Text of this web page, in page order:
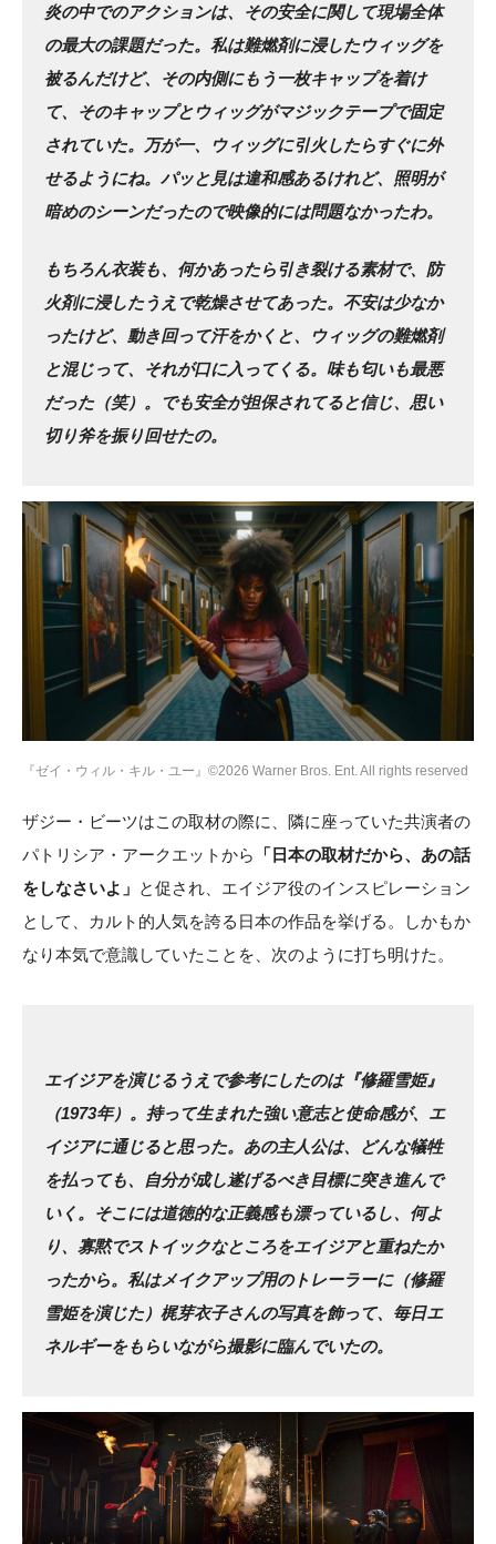
炎の中でのアクションは、その安全に関して現場全体
の最大の課題だった。私は難燃剤に浸したウィッグを
被るんだけど、その内側にもう一枚キャップを着け
て、そのキャップとウィッグがマジックテープで固定
されていた。万が一、ウィッグに引火したらすぐに外
せるようにね。パッと見は違和感あるけれど、照明が
暗めのシーンだったので映像的には問題なかったわ。
もちろん衣装も、何かあったら引き裂ける素材で、防
火剤に浸したうえで乾燥させてあった。不安は少なか
ったけど、動き回って汗をかくと、ウィッグの難燃剤
と混じって、それが口に入ってくる。味も匂いも最悪
だった（笑）。でも安全が担保されてると信じ、思い
切り斧を振り回せたの。
『ゼイ・ウィル・キル・ユー』©2026 Warner Bros. Ent. All rights reserved
ザジー・ビーツはこの取材の際に、隣に座っていた共演者の
パトリシア・アークエットから
「日本の取材だから、あの話
をしなさいよ」 と促され、エイジア役のインスピレーション
として、カルト的人気を誇る日本の作品を挙げる。しかもか
なり本気で意識していたことを、次のように打ち明けた。
エイジアを演じるうえで参考にしたのは『修羅雪姫』
（1973年）。持って生まれた強い意志と使命感が、エ
イジアに通じると思った。あの主人公は、どんな犠牲
を払っても、自分が成し遂げるべき目標に突き進んで
いく。そこには道徳的な正義感も漂っているし、何よ
り、寡黙でストイックなところをエイジアと重ねたか
ったから。私はメイクアップ用のトレーラーに（修羅
雪姫を演じた）梶芽衣子さんの写真を飾って、毎日エ
ネルギーをもらいながら撮影に臨んでいたの。